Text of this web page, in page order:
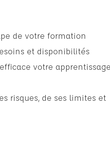
de votre formation
et disponibilités
votre apprentissage
risques, de ses limites et